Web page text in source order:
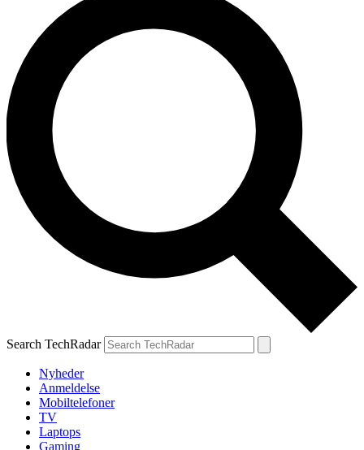
Search TechRadar
Nyheder
Anmeldelse
Mobiltelefoner
TV
Laptops
Gaming